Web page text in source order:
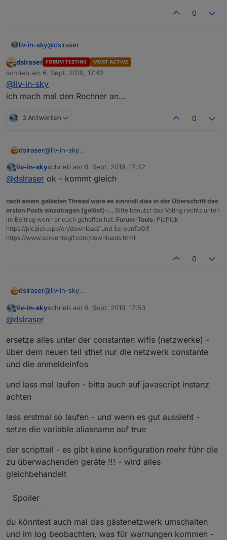
0
liv-in-sky@dslraser
hättest du gerade zeit für einen schnelltest - es geht
um das umschalten auf aliasnamen ?
Offline
dslraser FORUM TESTING MOST ACTIVE
schrieb am 6. Sept. 2019, 17:42
zuletzt editiert von
@liv-in-sky
ich mach mal den Rechner an...
3 Antworten 0
dslraser@liv-in-sky
Offline
liv-in-skyschrieb am 6. Sept. 2019, 17:42
zuletzt editiert von
@dslraser ok - kommt gleich
nach einem gelösten Thread wäre es sinnvoll dies in der Überschrift des
ersten Posts einzutragen [gelöst]-... Bitte benutzt das Voting rechts unten
im Beitrag wenn er euch geholfen hat. Forum-Tools: PicPick
https://picpick.app/en/download/ und ScreenToGif
https://www.screentogif.com/downloads.html
0
dslraser@liv-in-sky
Offline
liv-in-skyschrieb am 6. Sept. 2019, 17:53
zuletzt editiert von
@dslraser
ersetze alles unter der constanten wifis (netzwerke) -
über dem neuen teil sthet nur die netzwerk constante
und die anmeldeinfos
und lass mal laufen - bitta auch auf javascript instanz
achten
lass erstmal so laufen - und wenn es gut aussieht -
setze die variable aliasname auf true
der scriptteil - es gibt keine konfiguration mehr führ die
zu überwachenden geräte !!! - wird alles
gleichbehandelt
Spoiler
du könntest auch mal das gästenetzwerk umschalten
und im log beobachten, was für warnungen kommen -